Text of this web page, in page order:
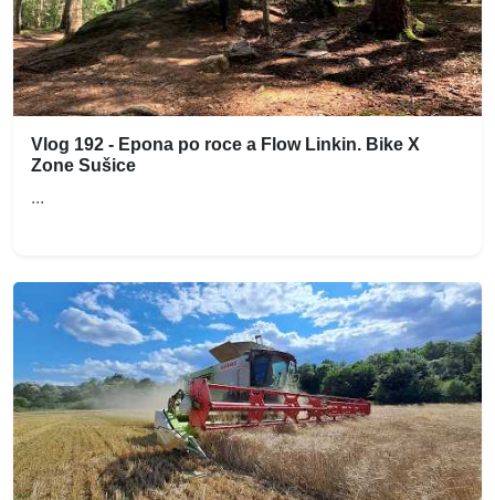
Vlog 192 - Epona po roce a Flow Linkin. Bike X
Zone Sušice
...